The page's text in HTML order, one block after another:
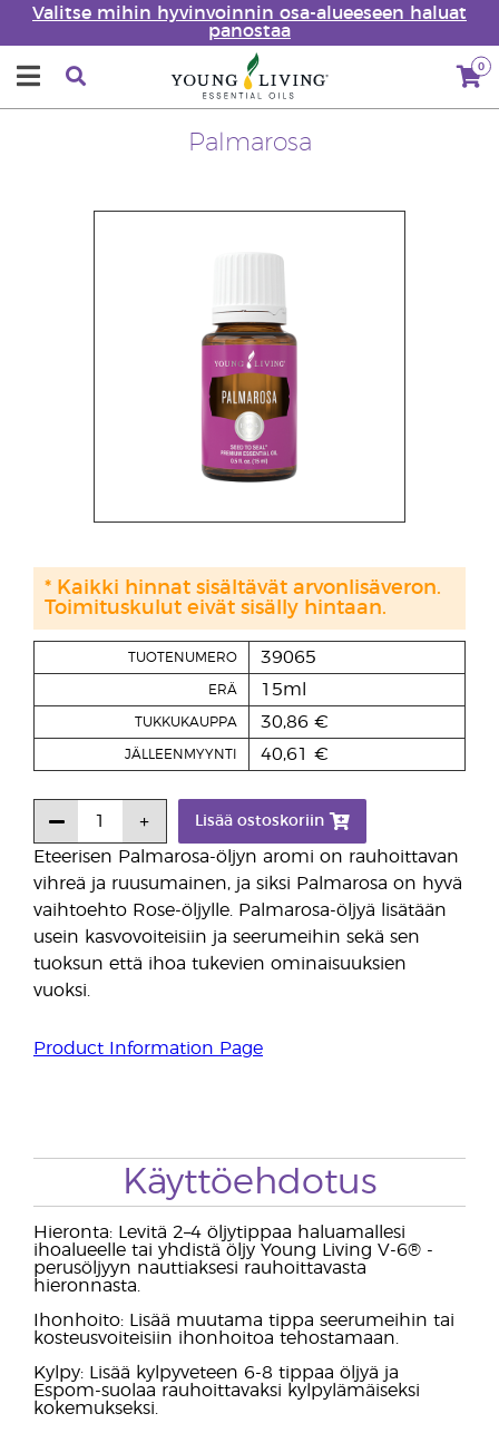
Valitse mihin hyvinvoinnin osa-alueeseen haluat
panostaa
0
Palmarosa
Eteerisen Palmarosa-öljyn aromi on rauhoittavan
vihreä ja ruusumainen, ja siksi Palmarosa on hyvä
vaihtoehto Rose-öljylle. Palmarosa-öljyä lisätään
usein kasvovoiteisiin ja seerumeihin sekä sen
tuoksun että ihoa tukevien ominaisuuksien
vuoksi.
Product Information Page
TUOTENUMERO 39065
ERÄ 15ml
TUKKUKAUPPA 30,86 €
JÄLLEENMYYNTI 40,61 €
Lisää ostoskoriin
* Kaikki hinnat sisältävät arvonlisäveron.
Toimituskulut eivät sisälly hintaan.
Käyttöehdotus
Hieronta: Levitä 2–4 öljytippaa haluamallesi
ihoalueelle tai yhdistä öljy Young Living V-6® -
perusöljyyn nauttiaksesi rauhoittavasta
hieronnasta.
Ihonhoito: Lisää muutama tippa seerumeihin tai
kosteusvoiteisiin ihonhoitoa tehostamaan.
Kylpy: Lisää kylpyveteen 6-8 tippaa öljyä ja
Espom-suolaa rauhoittavaksi kylpylämäiseksi
kokemukseksi.